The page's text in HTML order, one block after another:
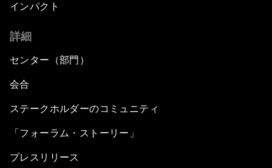
インパクト
詳細
センター（部門）
会合
ステークホルダーのコミュニティ
「フォーラム・ストーリー」
プレスリリース